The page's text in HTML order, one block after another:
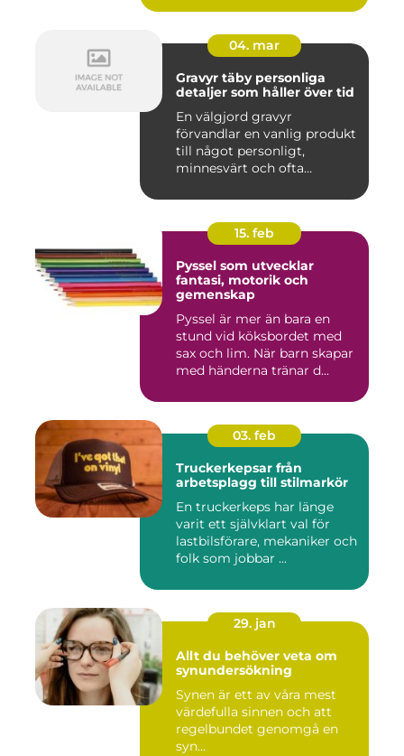
04. mar
Gravyr täby personliga
detaljer som håller över tid
En välgjord gravyr
förvandlar en vanlig produkt
till något personligt,
minnesvärt och ofta
15. feb
Pyssel som utvecklar
fantasi, motorik och
gemenskap
Pyssel är mer än bara en
stund vid köksbordet med
sax och lim. När barn skapar
med händerna tränar d...
03. feb
Truckerkepsar från
arbetsplagg till stilmarkör
En truckerkeps har länge
varit ett självklart val för
lastbilsförare, mekaniker och
folk som jobbar ...
29. jan
Allt du behöver veta om
synundersökning
Synen är ett av våra mest
värdefulla sinnen och att
regelbundet genomgå en
syn...